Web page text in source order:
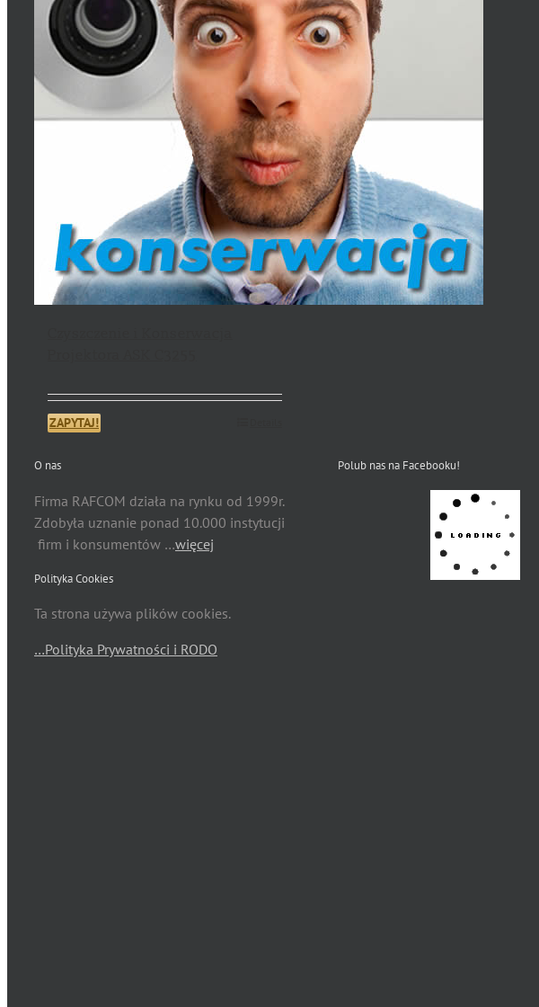
ZAPYTAJ!
O nas
Firma RAFCOM działa na rynku od 1999r.
Zdobyła uznanie ponad 10.000 instytucji
firm i konsumentów …więcej
Polityka Cookies
Ta strona używa plików cookies.
…Polityka Prywatności i RODO
Polub nas na Facebooku!